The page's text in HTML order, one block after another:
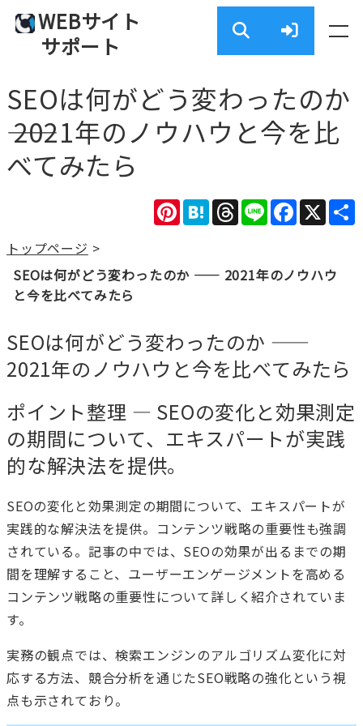
WEBサイト
サポート
SEOは何がどう変わったのか
―― 2021年のノウハウと今を比
べてみたら
X
Facebook
Line
Threads
Hatena
Pinterest
トップページ >
SEOは何がどう変わったのか ―― 2021年のノウハウ
と今を比べてみたら
SEOは何がどう変わったのか ――
2021年のノウハウと今を比べてみたら
ポイント整理 — SEOの変化と効果測定
の期間について、エキスパートが実践
的な解決法を提供。
SEOの変化と効果測定の期間について、エキスパートが
実践的な解決法を提供。コンテンツ戦略の重要性も強調
されている。記事の中では、SEOの効果が出るまでの期
間を理解すること、ユーザーエンゲージメントを高める
コンテンツ戦略の重要性について詳しく紹介されていま
す。
実務の観点では、検索エンジンのアルゴリズム変化に対
応する方法、競合分析を通じたSEO戦略の強化という視
点も示されており。